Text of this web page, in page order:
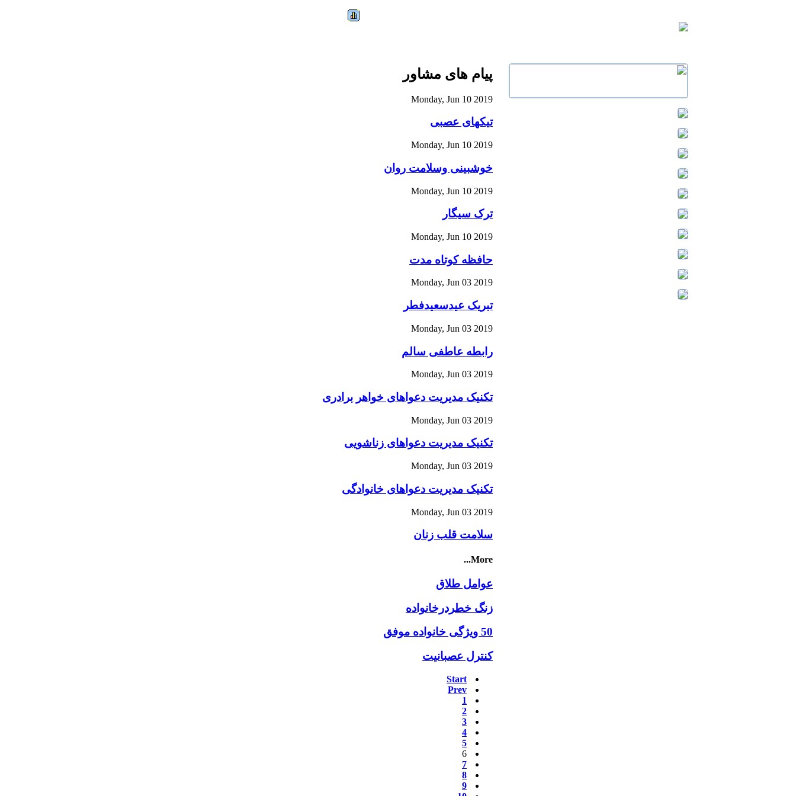
پیام های مشاور
Monday, Jun 10 2019
تیکهای عصبی
Monday, Jun 10 2019
خوشبینی وسلامت روان
Monday, Jun 10 2019
ترک سیگار
Monday, Jun 10 2019
حافظه کوتاه مدت
Monday, Jun 03 2019
تبریک عیدسعیدفطر
Monday, Jun 03 2019
رابطه عاطفی سالم
Monday, Jun 03 2019
تکنیک مدیریت دعواهای خواهر برادری
Monday, Jun 03 2019
تکنیک مدیریت دعواهای زناشویی
Monday, Jun 03 2019
تکنیک مدیریت دعواهای خانوادگی
Monday, Jun 03 2019
سلامت قلب زنان
More...
عوامل طلاق
زنگ خطردرخانواده
50 ویژگی خانواده موفق
کنترل عصبانیت
Start
Prev
1
2
3
4
5
6
7
8
9